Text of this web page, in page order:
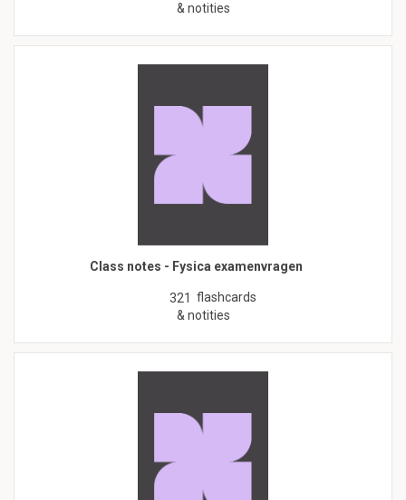
& notities
Class notes - Fysica examenvragen
321 flashcards
& notities